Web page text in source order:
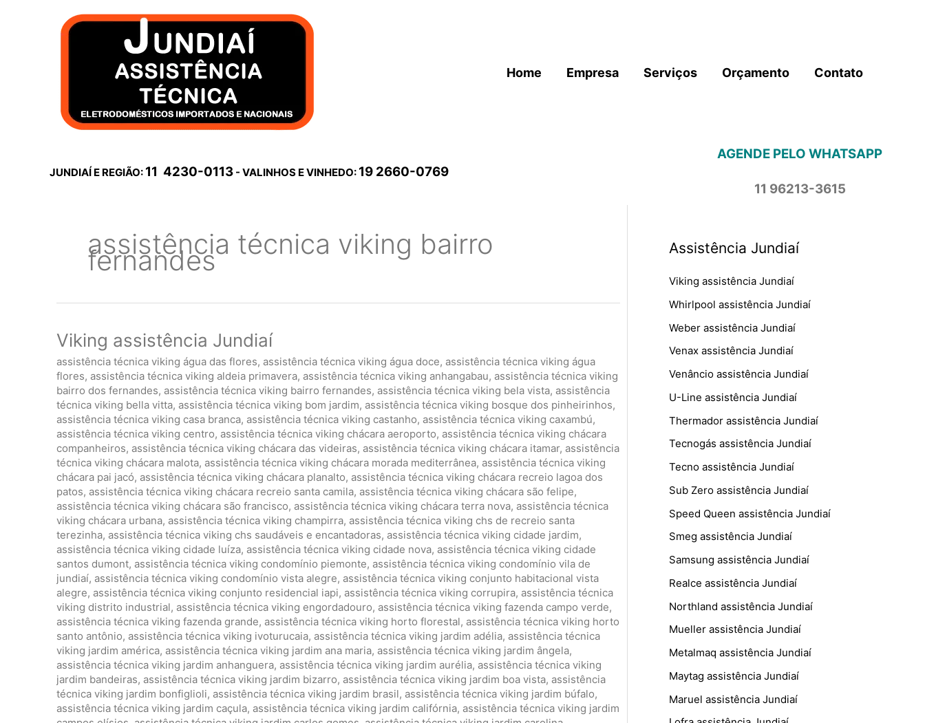
Home Empresa Serviços Orçamento Contato
JUNDIAÍ E REGIÃO: 11 4230-0113 - VALINHOS E VINHEDO: 19 2660-0769
AGENDE PELO WHATSAPP
11 96213-3615
assistência técnica viking bairro
fernandes
Viking assistência Jundiaí
assistência técnica viking água das flores, assistência técnica viking água doce, assistência técnica viking água
flores, assistência técnica viking aldeia primavera, assistência técnica viking anhangabau, assistência técnica viking
bairro dos fernandes, assistência técnica viking bairro fernandes, assistência técnica viking bela vista, assistência
técnica viking bella vitta, assistência técnica viking bom jardim, assistência técnica viking bosque dos pinheirinhos,
assistência técnica viking casa branca, assistência técnica viking castanho, assistência técnica viking caxambú,
assistência técnica viking centro, assistência técnica viking chácara aeroporto, assistência técnica viking chácara
companheiros, assistência técnica viking chácara das videiras, assistência técnica viking chácara itamar, assistência
técnica viking chácara malota, assistência técnica viking chácara morada mediterrânea, assistência técnica viking
chácara pai jacó, assistência técnica viking chácara planalto, assistência técnica viking chácara recreio lagoa dos
patos, assistência técnica viking chácara recreio santa camila, assistência técnica viking chácara são felipe,
assistência técnica viking chácara são francisco, assistência técnica viking chácara terra nova, assistência técnica
viking chácara urbana, assistência técnica viking champirra, assistência técnica viking chs de recreio santa
terezinha, assistência técnica viking chs saudáveis e encantadoras, assistência técnica viking cidade jardim,
assistência técnica viking cidade luíza, assistência técnica viking cidade nova, assistência técnica viking cidade
santos dumont, assistência técnica viking condomínio piemonte, assistência técnica viking condomínio vila de
jundiaí, assistência técnica viking condomínio vista alegre, assistência técnica viking conjunto habitacional vista
alegre, assistência técnica viking conjunto residencial iapi, assistência técnica viking corrupira, assistência técnica
viking distrito industrial, assistência técnica viking engordadouro, assistência técnica viking fazenda campo verde,
assistência técnica viking fazenda grande, assistência técnica viking horto florestal, assistência técnica viking horto
santo antônio, assistência técnica viking ivoturucaia, assistência técnica viking jardim adélia, assistência técnica
viking jardim américa, assistência técnica viking jardim ana maria, assistência técnica viking jardim ângela,
assistência técnica viking jardim anhanguera, assistência técnica viking jardim aurélia, assistência técnica viking
jardim bandeiras, assistência técnica viking jardim bizarro, assistência técnica viking jardim boa vista, assistência
técnica viking jardim bonfiglioli, assistência técnica viking jardim brasil, assistência técnica viking jardim búfalo,
assistência técnica viking jardim caçula, assistência técnica viking jardim califórnia, assistência técnica viking jardim
Assistência Jundiaí
Viking assistência Jundiaí
Whirlpool assistência Jundiaí
Weber assistência Jundiaí
Venax assistência Jundiaí
Venâncio assistência Jundiaí
U-Line assistência Jundiaí
Thermador assistência Jundiaí
Tecnogás assistência Jundiaí
Tecno assistência Jundiaí
Sub Zero assistência Jundiaí
Speed Queen assistência Jundiaí
Smeg assistência Jundiaí
Samsung assistência Jundiaí
Realce assistência Jundiaí
Northland assistência Jundiaí
Mueller assistência Jundiaí
Metalmaq assistência Jundiaí
Maytag assistência Jundiaí
Maruel assistência Jundiaí